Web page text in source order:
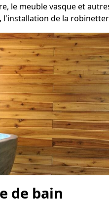
le meuble vasque et
de la
de bain